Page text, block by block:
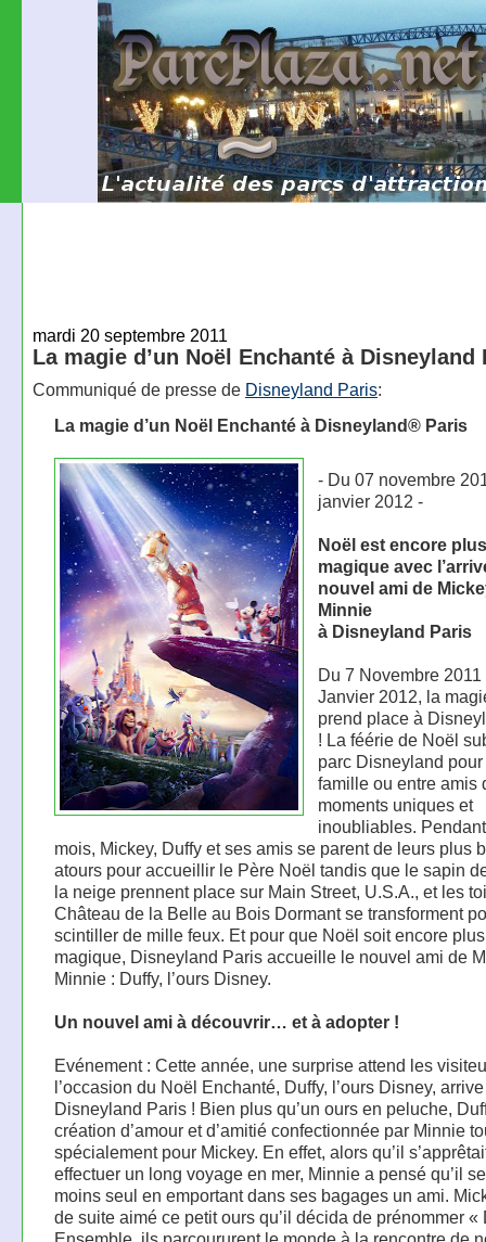
mardi 20 septembre 2011
La magie d’un Noël Enchanté à Disneyland
Communiqué de presse de Disneyland Paris:
La magie d’un Noël Enchanté à Disneyland® Paris
- Du 07 novembre
janvier 2012 -
Noël est encore plus
magique avec
nouvel ami de
Minnie
à Disneyland Paris
Du 7 Novembre 2011
Janvier 2012, la
prend place à
! La féérie de Noël
parc Disneyland
famille ou entre amis
moments uniques et
inoubliables.
mois, Mickey, Duffy et ses amis se parent de leurs plus
atours pour accueillir le Père Noël tandis que le sapin
la neige prennent place sur Main Street, U.S.A., et les
Château de la Belle au Bois Dormant se transforment
scintiller de mille feux. Et pour que Noël soit encore plus
magique, Disneyland Paris accueille le nouvel ami de
Minnie : Duffy, l’ours Disney.
Un nouvel ami à découvrir… et à adopter !
Evénement : Cette année, une surprise attend les
l’occasion du Noël Enchanté, Duffy, l’ours Disney,
Disneyland Paris ! Bien plus qu’un ours en peluche,
création d’amour et d’amitié confectionnée par Minnie
spécialement pour Mickey. En effet, alors qu’il
effectuer un long voyage en mer, Minnie a pensé qu’il
moins seul en emportant dans ses bagages un ami.
de suite aimé ce petit ours qu’il décida de prénommer «